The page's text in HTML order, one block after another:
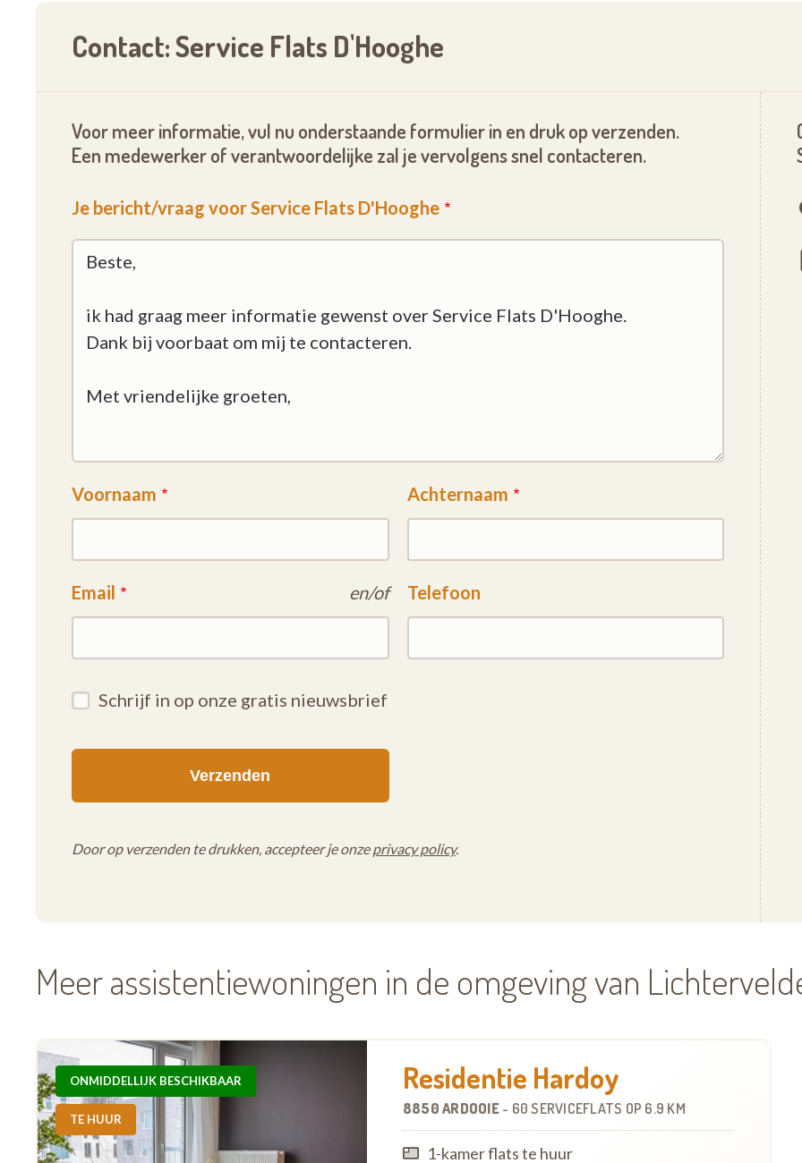
Contact: Service Flats D'Hooghe
Voor meer informatie, vul nu onderstaande formulier in en druk op verzenden.
Een medewerker of verantwoordelijke zal je vervolgens snel contacteren.
Je bericht/vraag voor Service Flats D'Hooghe
Voornaam Achternaam
Email en/of Telefoon
Schrijf in op onze gratis nieuwsbrief
Door op verzenden te drukken, accepteer je onzeprivacy policy.
Meer assistentiewoningen in de omgeving van
ONMIDDELLIJK BESCHIKBAAR
TE HUUR
Residentie Hardoy
8850 ARDOOIE - 60 SERVICEFLATS OP 6.9 KM
1-kamer flats te huur